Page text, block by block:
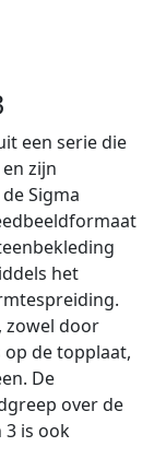
een serie die
zijn
Sigma
het
zowel door
de topplaat,
De
over de
3 is ook